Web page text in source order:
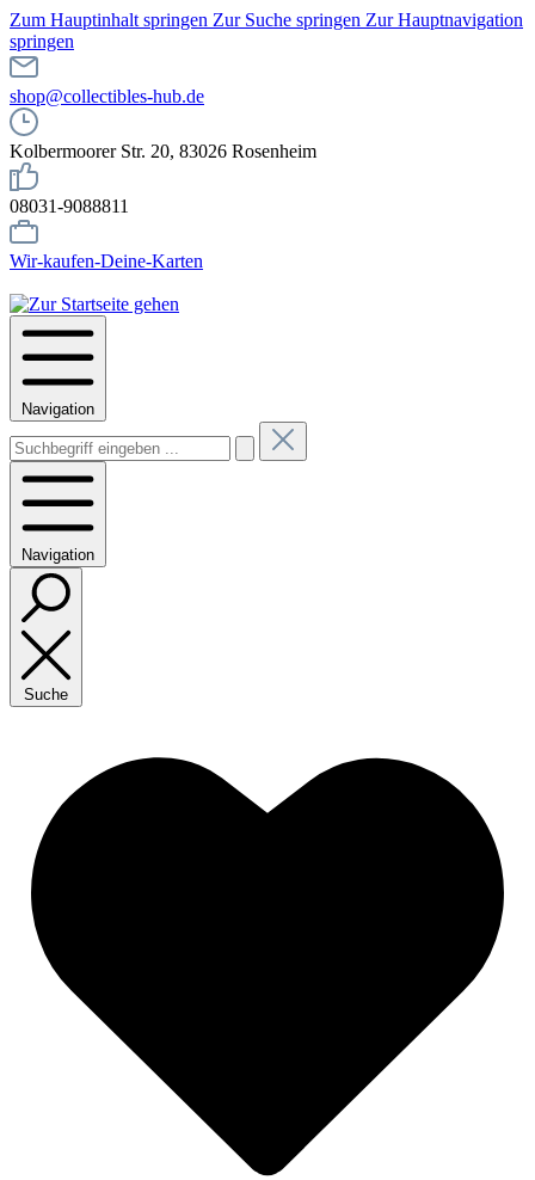
Zum Hauptinhalt springen Zur Suche springen Zur Hauptnavigation
springen
shop@collectibles-hub.de
Kolbermoorer Str. 20, 83026 Rosenheim
08031-9088811
Wir-kaufen-Deine-Karten
Navigation
Navigation
Suche